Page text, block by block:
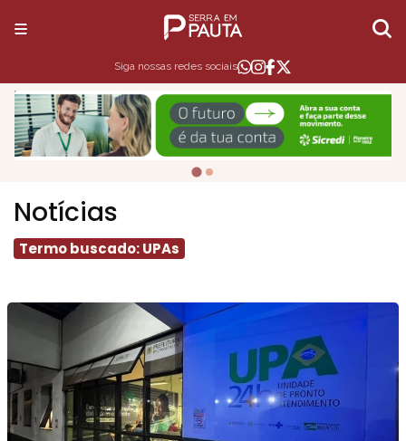
Siga nossas redes sociais
Notícias
Termo buscado: UPAs